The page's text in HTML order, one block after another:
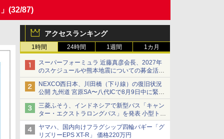
(32/87)
アクセスランキング
1時間 24時間 1週間 1カ月
スーパーフォーミュラ 近藤真彦会長、2027年
のスケジュールや熊本地震についての募金活動
を紹介
NEXCO西日本、川田橋（下り線）の復旧状況
公開 九州道 宮原SA〜八代ICで8月9日中に緊急
車両を通行可能に
三菱ふそう、インドネシアで新型バス「キャン
ター・エクストラロングバス」を発表 小型トラ
ックベースの観光・旅客輸送向けバス
ヤマハ、国内向けフラグシップ四輪バギー「グ
リズリーEPS XT-R」 価格220万円